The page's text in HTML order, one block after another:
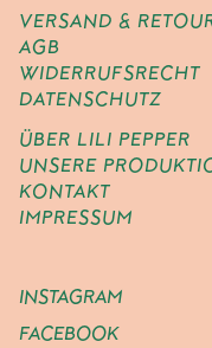
VERSAND &
AGB
WIDERRUFSRECHT
DATENSCHUTZ
ÜBER LILI PEPPER
UNSERE
KONTAKT
IMPRESSUM
INSTAGRAM
FACEBOOK